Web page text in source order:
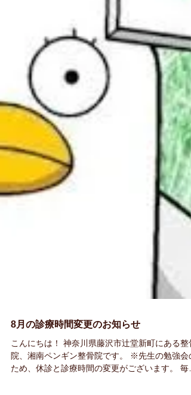
8月の診療時間変更のお知らせ
こんにちは！ 神奈川県藤沢市辻堂新町にある整骨